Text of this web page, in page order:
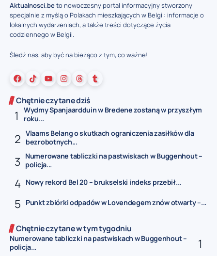
Aktualnosci.beto nowoczesny portal informacyjny stworzony
specjalnie z myślą o Polakach mieszkających w Belgii: informacje o
lokalnych wydarzeniach, a także treści dotyczące życia
codziennego w Belgii.
Śledź nas, aby być na bieżąco z tym, co ważne!
Chętnie czytane dziś
Wydmy Spanjaardduin w Bredene zostaną w przyszłym
roku...
Vlaams Belang o skutkach ograniczenia zasiłków dla
bezrobotnych...
Numerowane tabliczki na pastwiskach w Buggenhout –
policja...
Nowy rekord Bel 20 – brukselski indeks przebił...
Punkt zbiórki odpadów w Lovendegem znów otwarty –...
Chętnie czytane w tym tygodniu
Numerowane tabliczki na pastwiskach w Buggenhout –
policja...